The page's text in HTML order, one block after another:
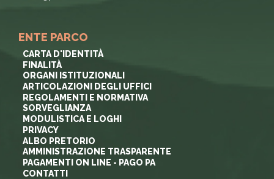
ENTE PARCO
CARTA D'IDENTITÀ
FINALITÀ
ORGANI ISTITUZIONALI
ARTICOLAZIONI DEGLI UFFICI
REGOLAMENTI E NORMATIVA
SORVEGLIANZA
MODULISTICA E LOGHI
PRIVACY
ALBO PRETORIO
AMMINISTRAZIONE TRASPARENTE
PAGAMENTI ON LINE - PAGO PA
CONTATTI